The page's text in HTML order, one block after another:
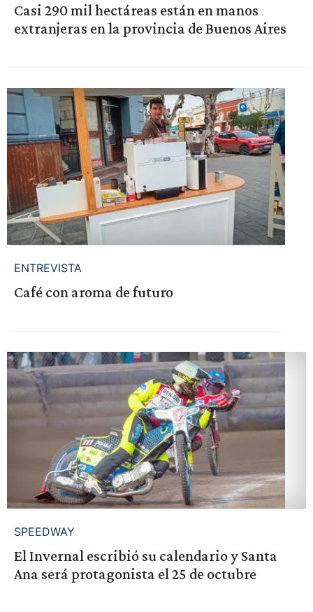
Casi 290 mil hectáreas están en manos
extranjeras en la provincia de Buenos Aires
ENTREVISTA
Café con aroma de futuro
SPEEDWAY
El Invernal escribió su calendario y Santa
Ana será protagonista el 25 de octubre